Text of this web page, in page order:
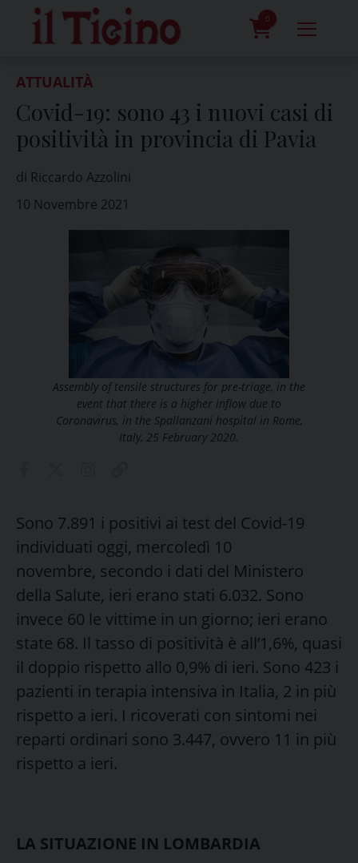
content
0
ATTUALITÀ
Covid-19: sono 43 i nuovi casi di
positività in provincia di Pavia
di Riccardo Azzolini
10 Novembre 2021
Assembly of tensile structures for pre-triage, in the
event that there is a higher inflow due to
Coronavirus, in the Spallanzani hospital in Rome,
Italy, 25 February 2020.
Sono 7.891 i positivi ai test del Covid-19
individuati oggi, mercoledì 10
novembre, secondo i dati del Ministero
della Salute, ieri erano stati 6.032. Sono
invece 60 le vittime in un giorno; ieri erano
state 68. Il tasso di positività è all’1,6%, quasi
il doppio rispetto allo 0,9% di ieri. Sono 423 i
pazienti in terapia intensiva in Italia, 2 in più
rispetto a ieri. I ricoverati con sintomi nei
reparti ordinari sono 3.447, ovvero 11 in più
rispetto a ieri.
LA SITUAZIONE IN LOMBARDIA